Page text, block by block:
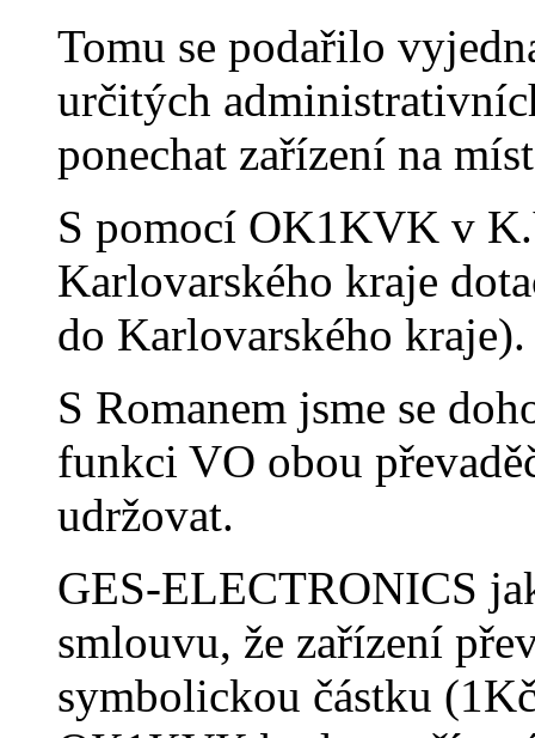
Tomu se podařilo
určitých
ponechat zařízení na
S pomocí OK1KVK v
Karlovarského kraje
do Karlovarského kraje).
S Romanem jsme se
funkci VO obou
udržovat.
GES-ELECTRONICS
smlouvu, že zařízení
symbolickou částku